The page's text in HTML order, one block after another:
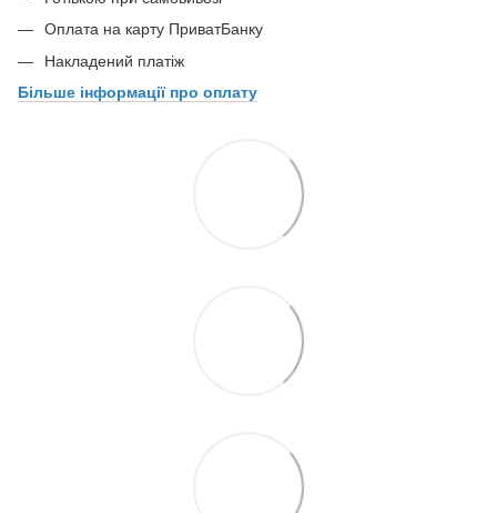
Оплата на карту ПриватБанку
Накладений платіж
Більше інформації про оплату